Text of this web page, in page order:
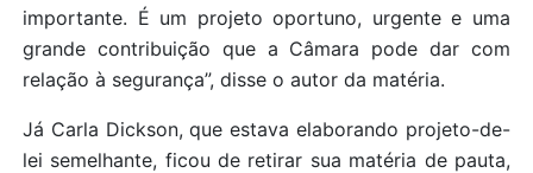
importante. É um projeto oportuno, urgente e uma
grande contribuição que a Câmara pode dar com
relação à segurança”, disse o autor da matéria.
Já Carla Dickson, que estava elaborando projeto-de-
lei semelhante, ficou de retirar sua matéria de pauta,